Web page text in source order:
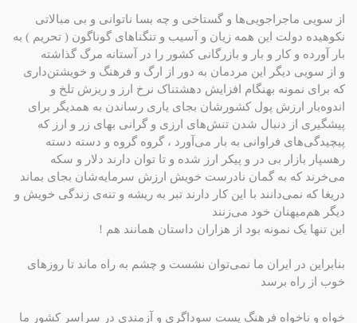
از سویی ماجراجویی‌ها و گستاخی و چه بسا ناتوانی و بی مبالاتی
نکوهیده دولت این همه زیان و آسیب و تنگناهای گوناگون ( تحریم ) به
بار آورده و کار و بار و بازرگانی کشور را در آستانه مرگ گذاشته
و از سویی دیگر این مردمان به دور از ارگ و فرهنگ و خویشتن‌داری
که برای نمونه بهنگام افزایش دهشتناک نرخ ارز و ریزش تلخ و
اندوه‌بار ارزش پول کشورشان بجای یاری رساندن به همدیگر برای
پیشگیری از دنبال شدن تنش‌های ارزی و گرانی بهای زر و ارز که
پیچیدگی‌های فراوانی به بار می‌آورد ، گروه گروه و دسته دسته
رهسپار بازار بی در و پیکر ارز شده و تا توان دارند دلار و سکه
می‌خرند که به گمان نادرست خویش ارزش سرمایه‌شان بجای بماند
دریغا که نمی‌دانند با این کار دارند تبر به ریشه و تنه‌ی زندگی خویش و
دیگر هم‌میهنان خود می‌زنند
این تنها یک نمونه بود از هزاران داستان همانند هم !
بنابراین در ایران ما نمی‌توان نشست و چشم به راه ماند تا روزهای
خوب از راه برسد
خواه و ناخواه فرهنگ پست سوداگری و آزمندی در سراسر کشور ما